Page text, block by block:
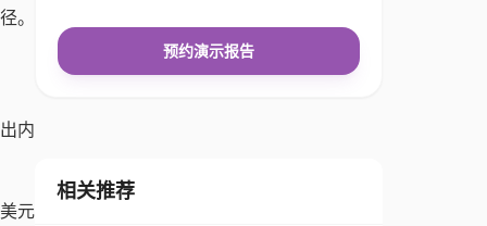
。
内
元
预约演示报告
相关推荐